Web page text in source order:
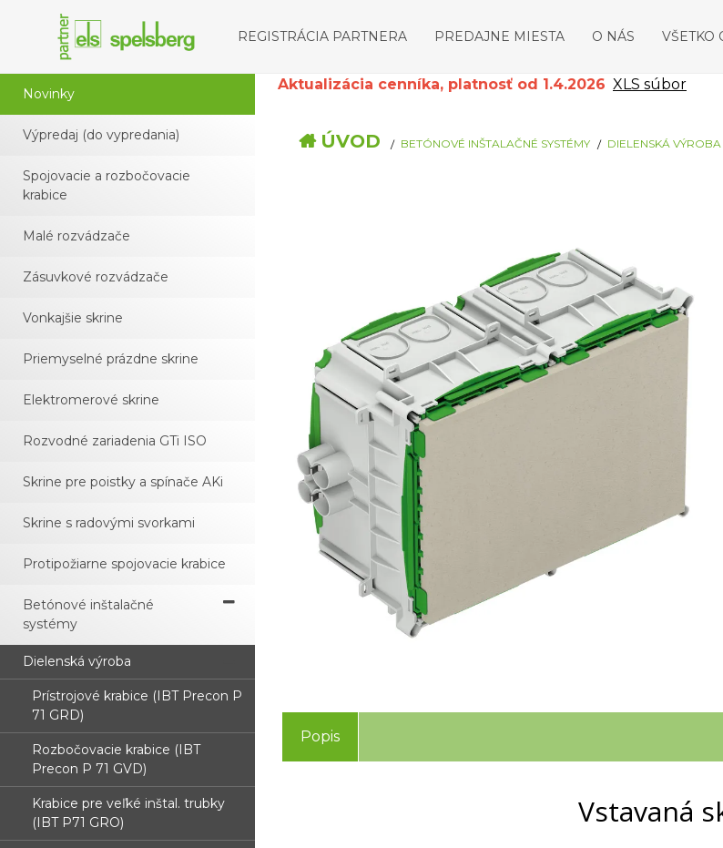
REGISTRÁCIA PARTNERA PREDAJNE MIESTA O NÁS VŠETKO
Novinky
Výpredaj (do vypredania)
Spojovacie a rozbočovacie
krabice
Malé rozvádzače
Zásuvkové rozvádzače
Vonkajšie skrine
Priemyselné prázdne skrine
Elektromerové skrine
Rozvodné zariadenia GTi ISO
Skrine pre poistky a spínače AKi
Skrine s radovými svorkami
Protipožiarne spojovacie krabice
Betónové inštalačné
systémy
Dielenská výroba
Prístrojové krabice (IBT Precon P
71 GRD)
Rozbočovacie krabice (IBT
Precon P 71 GVD)
Krabice pre veľké inštal. trubky
(IBT P71 GRO)
Aktualizácia cenníka, platnosť od 1.4.2026 XLS súbor
ÚVOD BETÓNOVÉ INŠTALAČNÉ SYSTÉMY DIELENSKÁ VÝROBA
Popis
Vstavaná